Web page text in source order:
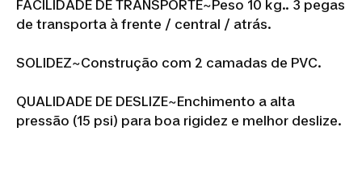
FACILIDADE DE TRANSPORTE~Peso 10 kg.. 3 pegas
de transporta à frente / central / atrás.
SOLIDEZ~Construção com 2 camadas de PVC.
QUALIDADE DE DESLIZE~Enchimento a alta
pressão (15 psi) para boa rigidez e melhor deslize.